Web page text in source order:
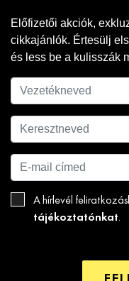
Előfizetői akciók,
cikkajánlók. Értesülj
és less be a kulisszák
A hírlevél
tájékoztatónkat.